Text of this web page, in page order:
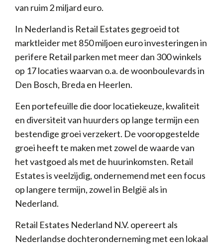
van ruim 2 miljard euro.
In Nederland is Retail Estates gegroeid tot
marktleider met 850 miljoen euro investeringen in
perifere Retail parken met meer dan 300 winkels
op 17 locaties waarvan o.a. de woonboulevards in
Den Bosch, Breda en Heerlen.
Een portefeuille die door locatiekeuze, kwaliteit
en diversiteit van huurders op lange termijn een
bestendige groei verzekert. De vooropgestelde
groei heeft te maken met zowel de waarde van
het vastgoed als met de huurinkomsten. Retail
Estates is veelzijdig, ondernemend met een focus
op langere termijn, zowel in België als in
Nederland.
Retail Estates Nederland N.V. opereert als
Nederlandse dochteronderneming met een lokaal